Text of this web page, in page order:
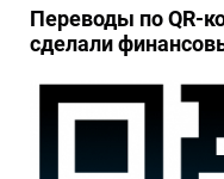
Переводы по QR-
сделали